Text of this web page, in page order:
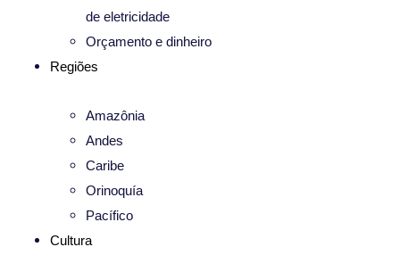
de eletricidade
Orçamento e dinheiro
Regiões
Amazônia
Andes
Caribe
Orinoquía
Pacífico
Cultura